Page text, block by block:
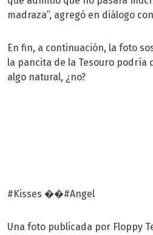
madraza”, agregó en diálogo
En fin, a continuación, la foto
la pancita de la Tesouro podría
algo natural, ¿no?
#Kisses ��#Angel
Una foto publicada por Floppy